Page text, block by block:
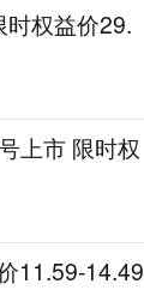
权益价29.
上市 限时权
11.59-14.49